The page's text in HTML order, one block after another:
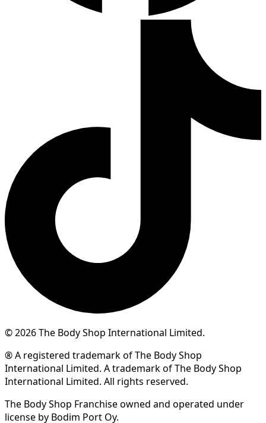
© 2026 The Body Shop International Limited.
® A registered trademark of The Body Shop
International Limited. A trademark of The Body Shop
International Limited. All rights reserved.
The Body Shop Franchise owned and operated under
license by Bodim Port Oy.